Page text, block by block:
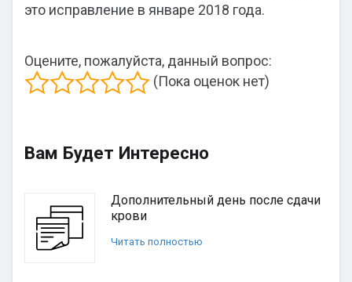
это исправление в январе 2018 года.
Оцените, пожалуйста, данный вопрос:
(Пока оценок нет)
Вам Будет Интересно
Дополнительный день после сдачи
крови
Читать полностью